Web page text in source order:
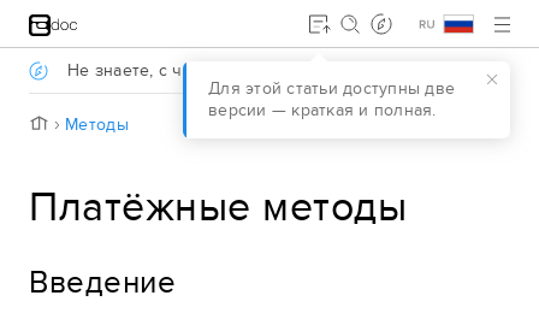
Jump to main content
Для этой статьи доступны две
версии — краткая и полная.
. Не знаете, с чего начать?
H
Методы
Платёжные методы
Введение